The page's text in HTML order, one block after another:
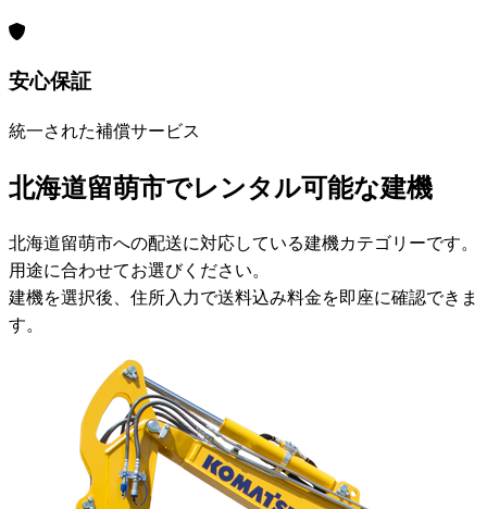
安心保証
統一された補償サービス
北海道留萌市でレンタル可能な建機
北海道留萌市への配送に対応している建機カテゴリーです。
用途に合わせてお選びください。
建機を選択後、住所入力で送料込み料金を即座に確認できま
す。